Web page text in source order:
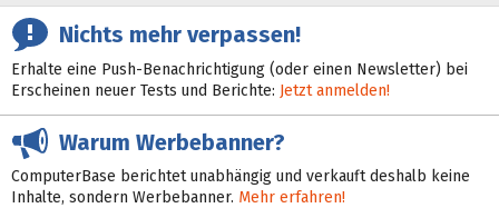
Nichts mehr verpassen!
Erhalte eine Push-Benachrichtigung (oder einen Newsletter) bei
Erscheinen neuer Tests und Berichte: Jetzt anmelden!
Warum Werbebanner?
ComputerBase berichtet unabhängig und verkauft deshalb keine
Inhalte, sondern Werbebanner. Mehr erfahren!